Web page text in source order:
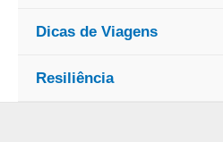
Dicas de Viagens
Resiliência